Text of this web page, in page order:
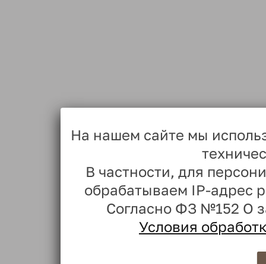
На нашем сайте мы
В частности, для
обрабатываем IP-адрес
Согласно ФЗ №152 О
Условия